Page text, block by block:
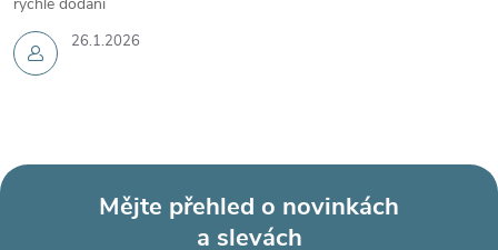
26.1.2026
Mějte přehled o novinkách
a slevách